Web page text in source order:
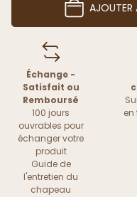
AJOUTER
Échange -
Satisfait ou
Remboursé
100 jours
ouvrables pour
échanger votre
produit
Guide de
l'entretien du
chapeau
en